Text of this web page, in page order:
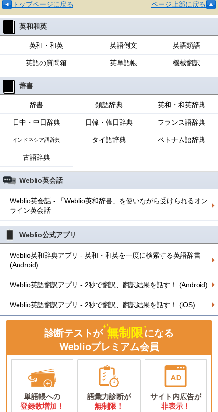
トップページに戻る ページ上部に戻る
英和和英
英和・和英 英語例文 英語類語
英語の質問箱 英単語帳 機械翻訳
辞書
辞書 類語辞典 英和・和英辞典
日中・中日辞典 日韓・韓日辞典 フランス語辞典
インドネシア語辞典 タイ語辞典 ベトナム語辞典
古語辞典
Weblio英会話
Weblio英会話 - 「Weblio英和辞書」を使いながら受けられるオン
ライン英会話
Weblio公式アプリ
Weblio英和辞典アプリ - 英和・和英を一度に検索する英語辞書
(Android)
Weblio英語翻訳アプリ - 2秒で翻訳、翻訳結果を話す！ (Android)
Weblio英語翻訳アプリ - 2秒で翻訳、翻訳結果を話す！ (iOS)
診断テストが 無制限になる
Weblioプレミアム会員
単語帳への
登録数増加！
語彙力診断が
無制限！
サイト内広告が
非表示！